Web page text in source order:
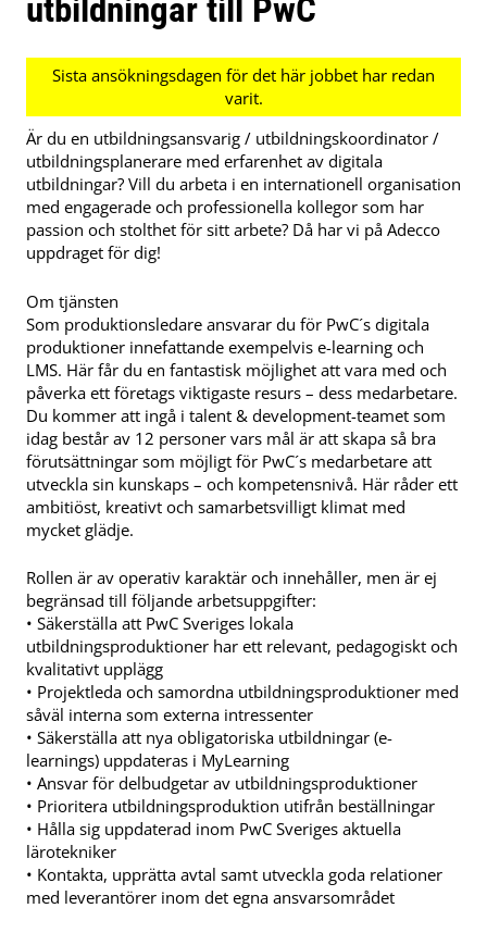
utbildningar till PwC
Är du en utbildningsansvarig / utbildningskoordinator /
utbildningsplanerare med erfarenhet av digitala
utbildningar? Vill du arbeta i en internationell organisation
med engagerade och professionella kollegor som har
passion och stolthet för sitt arbete? Då har vi på Adecco
uppdraget för dig!
Om tjänsten
Som produktionsledare ansvarar du för PwC´s digitala
produktioner innefattande exempelvis e-learning och
LMS. Här får du en fantastisk möjlighet att vara med och
påverka ett företags viktigaste resurs – dess medarbetare.
Du kommer att ingå i talent & development-teamet som
idag består av 12 personer vars mål är att skapa så bra
förutsättningar som möjligt för PwC´s medarbetare att
utveckla sin kunskaps – och kompetensnivå. Här råder ett
ambitiöst, kreativt och samarbetsvilligt klimat med
mycket glädje.
Rollen är av operativ karaktär och innehåller, men är ej
begränsad till följande arbetsuppgifter:
• Säkerställa att PwC Sveriges lokala
utbildningsproduktioner har ett relevant, pedagogiskt och
kvalitativt upplägg
• Projektleda och samordna utbildningsproduktioner med
såväl interna som externa intressenter
• Säkerställa att nya obligatoriska utbildningar (e-
learnings) uppdateras i MyLearning
• Ansvar för delbudgetar av utbildningsproduktioner
• Prioritera utbildningsproduktion utifrån beställningar
• Hålla sig uppdaterad inom PwC Sveriges aktuella
lärotekniker
• Kontakta, upprätta avtal samt utveckla goda relationer
med leverantörer inom det egna ansvarsområdet